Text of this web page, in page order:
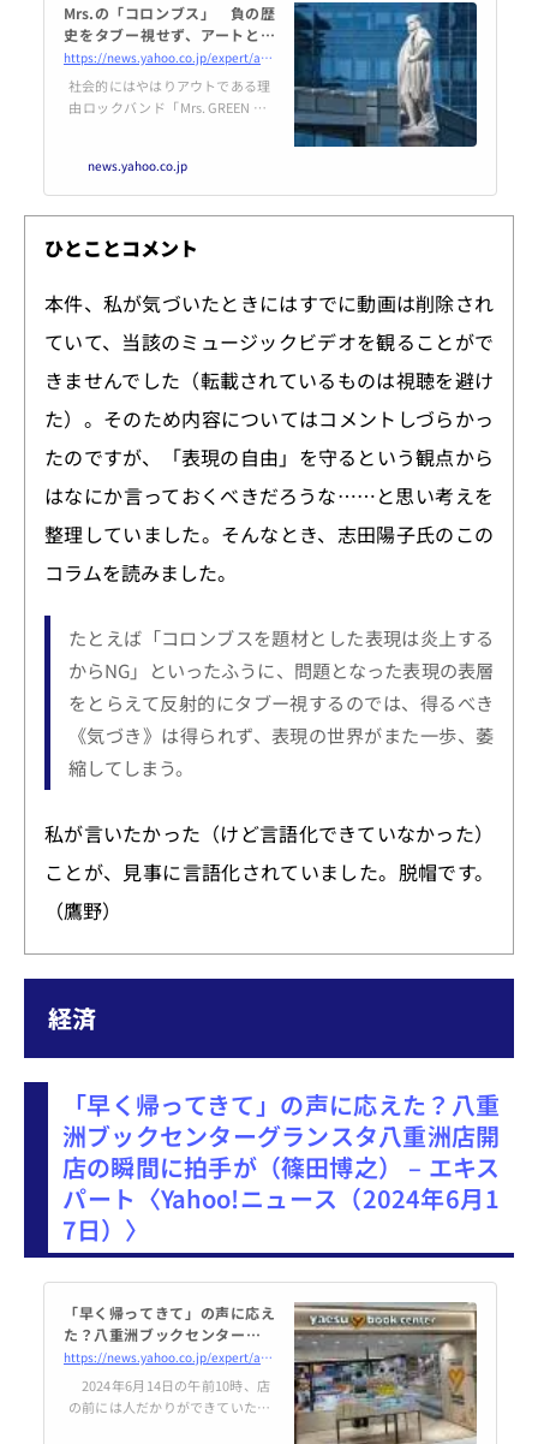
Mrs.の「コロンブス」 負の歴
史をタブー視せず、アートと知
を耕す鍬に（志田陽子） - エキ
スパート - Yahoo!ニュース
https://news.yahoo.co.jp/expert/articles/e495ae99aa816b5b7a49eda910b4aebdbd1f66a7
社会的にはやはりアウトである理
由ロックバンド「Mrs. GREEN AP
ミュージックビデオに「歴史や文
化的な背景への理解に欠ける表
現」があっ
news.yahoo.co.jp
ひとことコメント
本件、私が気づいたときにはすでに動画は削除され
ていて、当該のミュージックビデオを観ることがで
きませんでした（転載されているものは視聴を避け
た）。そのため内容についてはコメントしづらかっ
たのですが、「表現の自由」を守るという観点から
はなにか言っておくべきだろうな……と思い考えを
整理していました。そんなとき、志田陽子氏のこの
コラムを読みました。
たとえば「コロンブスを題材とした表現は炎上する
からNG」といったふうに、問題となった表現の表層
をとらえて反射的にタブー視するのでは、得るべき
《気づき》は得られず、表現の世界がまた一歩、萎
縮してしまう。
私が言いたかった（けど言語化できていなかった）
ことが、見事に言語化されていました。脱帽です。
（鷹野）
経済
「早く帰ってきて」の声に応えた？八重
洲ブックセンターグランスタ八重洲店開
店の瞬間に拍手が（篠田博之） – エキス
パート〈Yahoo!ニュース（2024年6月1
7日）〉
「早く帰ってきて」の声に応え
た？八重洲ブックセンターグラ
ンスタ八重洲店開店の瞬間に拍
手が（篠田博之） - エキスパー
ト - Yahoo!ニュース
https://news.yahoo.co.jp/expert/articles/b61cd275024c49b74e044b6efd644ec31dd3bd29
2024年6月14日の午前10時、店
の前には人だかりができていた。